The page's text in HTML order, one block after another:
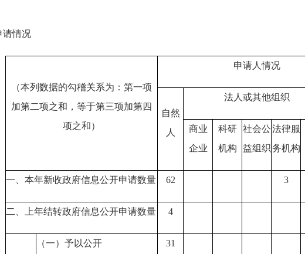
请情况
（本列数据的勾稽关系为：第一项
加第二项之和，等于第三项加第四
项之和）
申请人情况
自然
人
法人或其他组织
商业
企业
科研
机构
社会公
益组织
法律服
务机构
一、本年新收政府信息公开申请数量 62 3
二、上年结转政府信息公开申请数量 4
（一）予以公开 31